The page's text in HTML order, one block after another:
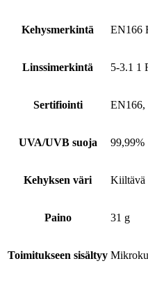
Kehysmerkintä EN166
Linssimerkintä 5-3.1 1
Sertifiointi EN166,
UVA/UVB suoja 99,99%
Kehyksen väri Kiiltävä
Paino 31 g
Toimitukseen sisältyy